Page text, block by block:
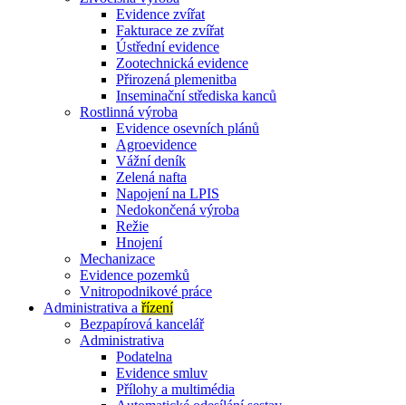
Evidence zvířat
Fakturace ze zvířat
Ústřední evidence
Zootechnická evidence
Přirozená plemenitba
Inseminační střediska kanců
Rostlinná výroba
Evidence osevních plánů
Agroevidence
Vážní deník
Zelená nafta
Napojení na LPIS
Nedokončená výroba
Režie
Hnojení
Mechanizace
Evidence pozemků
Vnitropodnikové práce
Administrativa a řízení
Bezpapírová kancelář
Administrativa
Podatelna
Evidence smluv
Přílohy a multimédia